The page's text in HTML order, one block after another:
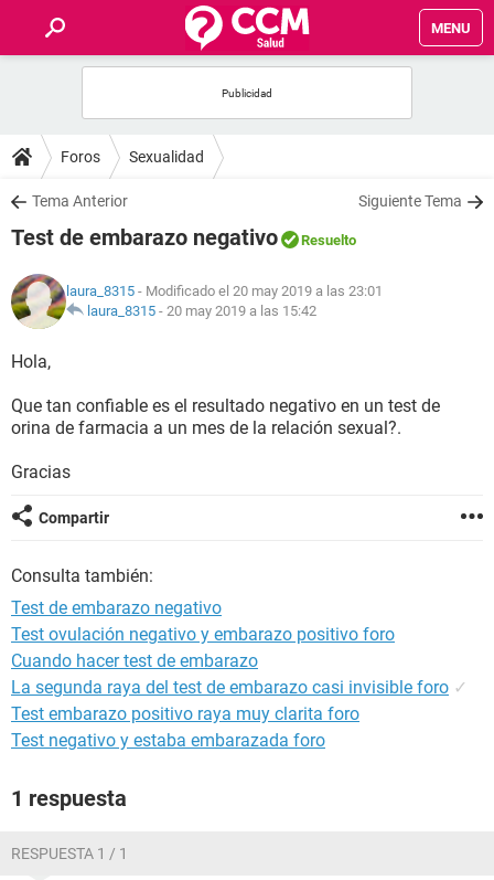
MENU
FOROS
SALUD
NUTRICIÓN
BIENESTAR
SEXUALIDAD
GLOSARIO
Foros Sexualidad
Tema Anterior Siguiente Tema
Test de embarazo negativo Resuelto
laura_8315 - Modificado el 20 may 2019 a las 23:01
laura_8315 - 20 may 2019 a las 15:42
Hola,
Que tan confiable es el resultado negativo en un test de
orina de farmacia a un mes de la relación sexual?.
Gracias
Compartir
Consulta también:
Test de embarazo negativo
Test ovulación negativo y embarazo positivo foro
Cuando hacer test de embarazo
La segunda raya del test de embarazo casi invisible foro ✓
Test embarazo positivo raya muy clarita foro
Test negativo y estaba embarazada foro
1 respuesta
RESPUESTA 1 / 1